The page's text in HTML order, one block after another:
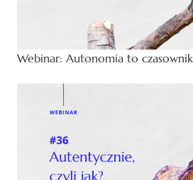
Webinar: Autonomia to czasownik